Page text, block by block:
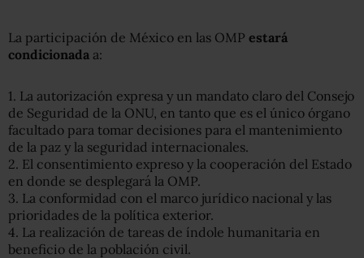
La participación de México en las OMP estará
condicionada a:
1. La autorización expresa y un mandato claro del Consejo
de Seguridad de la ONU, en tanto que es el único órgano
facultado para tomar decisiones para el mantenimiento
de la paz y la seguridad internacionales.
2. El consentimiento expreso y la cooperación del Estado
en donde se desplegará la OMP.
3. La conformidad con el marco jurídico nacional y las
prioridades de la política exterior.
4. La realización de tareas de índole humanitaria en
beneficio de la población civil.